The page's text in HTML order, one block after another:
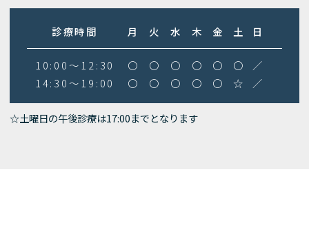
診療時間 月 火 水 木 金 土 日
10:00～12:30 〇 〇 〇 〇 〇 〇
／
14:30～19:00
〇 〇 〇 〇 〇 ☆ ／
☆土曜日の午後診療は17:00までとなります